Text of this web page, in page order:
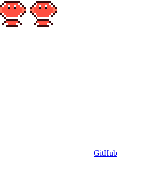
GitHub